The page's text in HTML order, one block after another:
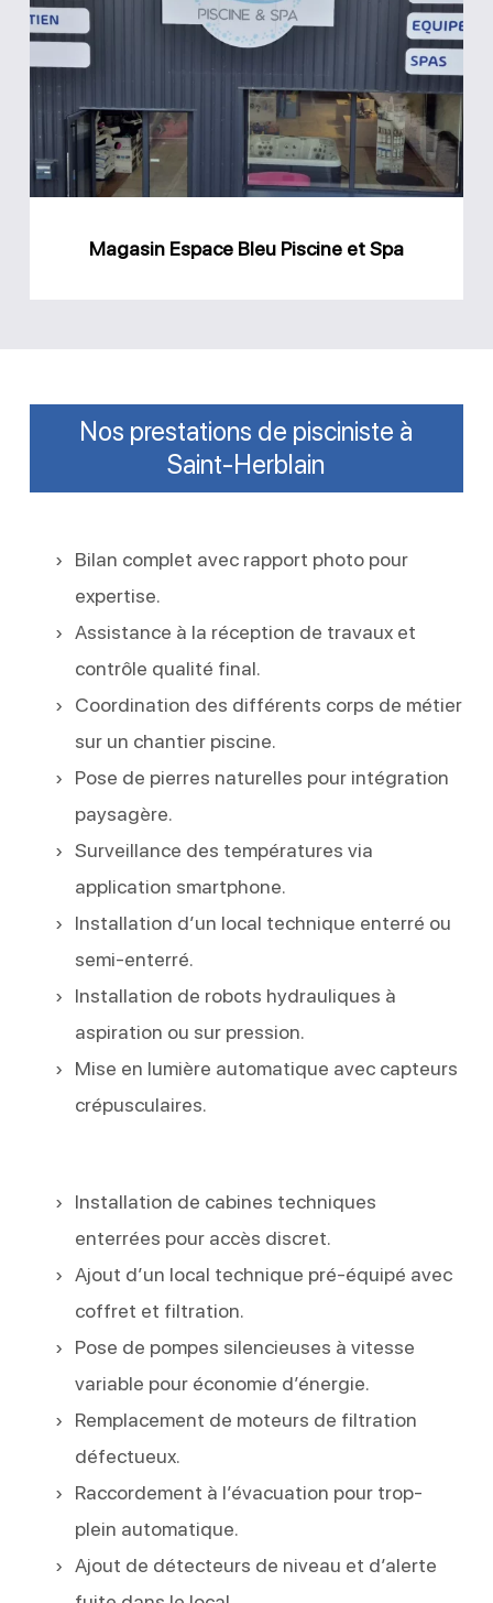
Espace
Bleu
et
Spa
Magasin Espace Bleu Piscine et Spa
Nos prestations de pisciniste à
Saint-Herblain
Bilan complet avec rapport photo pour
expertise.
Assistance à la réception de travaux et
contrôle qualité final.
Coordination des différents corps de métier
sur un chantier piscine.
Pose de pierres naturelles pour intégration
paysagère.
Surveillance des températures via
application smartphone.
Installation d’un local technique enterré ou
semi-enterré.
Installation de robots hydrauliques à
aspiration ou sur pression.
Mise en lumière automatique avec capteurs
crépusculaires.
Installation de cabines techniques
enterrées pour accès discret.
Ajout d’un local technique pré-équipé avec
coffret et filtration.
Pose de pompes silencieuses à vitesse
variable pour économie d’énergie.
Remplacement de moteurs de filtration
défectueux.
Raccordement à l’évacuation pour trop-
plein automatique.
Ajout de détecteurs de niveau et d’alerte